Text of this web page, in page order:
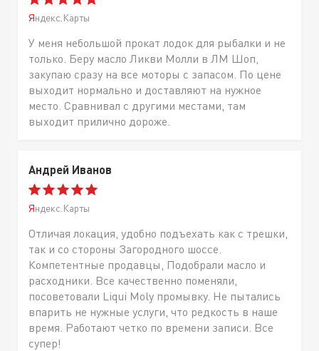
Яндекс.Карты
У меня небольшой прокат лодок для рыбалки и не
только. Беру масло Ликви Молли в ЛМ Шоп,
закупаю сразу на все моторы с запасом. По цене
выходит нормально и доставляют на нужное
место. Сравнивал с другими местами, там
выходит прилично дороже.
Андрей Иванов
Яндекс.Карты
Отличая локация, удобно подъехать как с трешки,
так и со стороны Загородного шоссе.
Компетентные продавцы, Подобрали масло и
расходники. Все качественно поменяли,
посоветовали Liqui Moly промывку. Не пытались
впарить не нужные услуги, что редкость в наше
время. Работают четко по времени записи. Все
супер!